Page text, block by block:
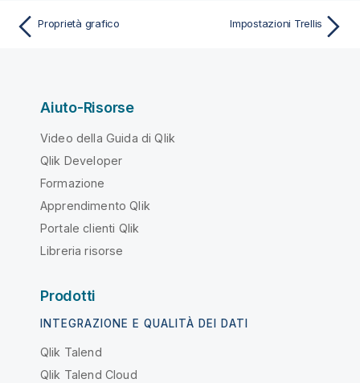
Proprietà grafico Impostazioni Trellis
Aiuto-Risorse
Video della Guida di Qlik
Qlik Developer
Formazione
Apprendimento Qlik
Portale clienti Qlik
Libreria risorse
Prodotti
INTEGRAZIONE E QUALITÀ DEI DATI
Qlik Talend
Qlik Talend Cloud